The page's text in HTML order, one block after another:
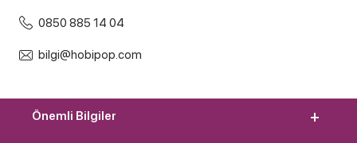
0850 885 14 04
bilgi@hobipop.com
Önemli Bilgiler